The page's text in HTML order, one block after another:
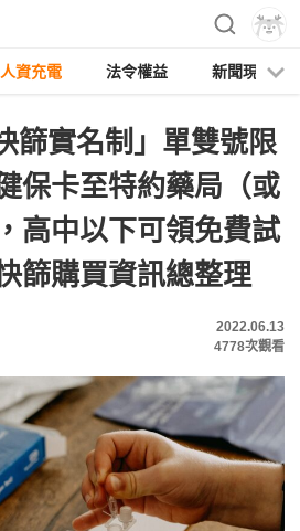
人資充電 法令權益 新聞現場
篩實名制」單雙號限
保卡至特約藥局（或
高中以下可領免費試
篩購買資訊總整理
2022.06.13
4778次觀看